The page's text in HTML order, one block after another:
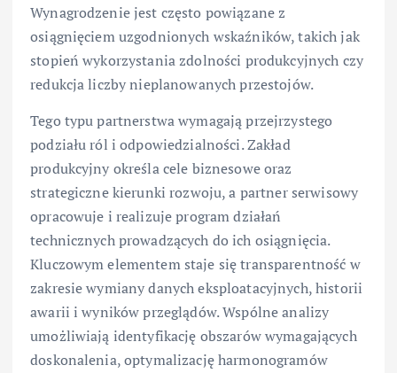
Wynagrodzenie jest często powiązane z
osiągnięciem uzgodnionych wskaźników, takich jak
stopień wykorzystania zdolności produkcyjnych czy
redukcja liczby nieplanowanych przestojów.
Tego typu partnerstwa wymagają przejrzystego
podziału ról i odpowiedzialności. Zakład
produkcyjny określa cele biznesowe oraz
strategiczne kierunki rozwoju, a partner serwisowy
opracowuje i realizuje program działań
technicznych prowadzących do ich osiągnięcia.
Kluczowym elementem staje się transparentność w
zakresie wymiany danych eksploatacyjnych, historii
awarii i wyników przeglądów. Wspólne analizy
umożliwiają identyfikację obszarów wymagających
doskonalenia, optymalizację harmonogramów